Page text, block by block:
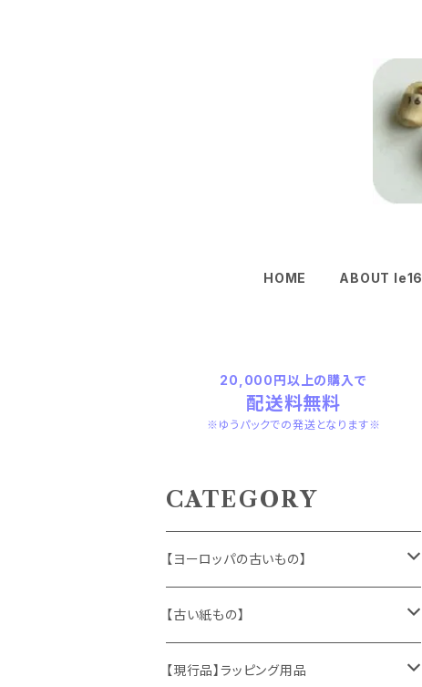
HOME ABOUT le16
20,000円以上の購入で
配送料無料
※ゆうパックでの発送となります※
CATEGORY
【ヨーロッパの古いもの】
ヴィンテージアクセサリー
おもちゃ、ぬいぐるみ
【古い紙もの】
切手、FDC
【現行品】ラッピング用品